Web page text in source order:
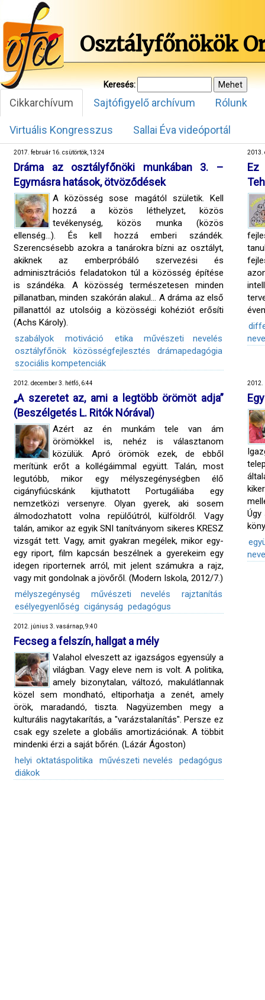
Osztályfőnökök
Keresés:
Cikkarchívum Sajtófigyelő archívum Rólunk
Virtuális Kongresszus Sallai Éva videóportál
2017. február 16. csütörtök, 13:24
Dráma az osztályfőnöki munkában 3. –
Egymásra hatások, ötvöződések
A közösség sose magától születik. Kell
hozzá a közös léthelyzet, közös
tevékenység, közös munka (közös
ellenség…). És kell hozzá emberi szándék.
Szerencsésebb azokra a tanárokra bízni az osztályt,
akiknek az emberpróbáló szervezési és
adminisztrációs feladatokon túl a közösség építése
is szándéka. A közösség természetesen minden
pillanatban, minden szakórán alakul… A dráma az első
pillanattól az utolsóig a közösségi kohéziót erősíti
(Achs Károly).
szabályok
motiváció etika
művészeti nevelés
osztályfőnök
közösségfejlesztés
drámapedagógia
szociális kompetenciák
2013.
Ez
2012. december 3. hétfő, 6:44
„A szeretet az, ami a legtöbb örömöt adja”
(Beszélgetés L. Ritók Nórával)
Azért az én munkám tele van ám
örömökkel is, nehéz is választanom
közülük. Apró örömök ezek, de ebből
merítünk erőt a kollégáimmal együtt. Talán, most
legutóbb, mikor egy mélyszegénységben élő
cigányfiúcskánk kijuthatott Portugáliába egy
nemzetközi versenyre. Olyan gyerek, aki sosem
álmodozhatott volna repülőútról, külföldről. Vagy
talán, amikor az egyik SNI tanítványom sikeres KRESZ
vizsgát tett. Vagy, amit gyakran megélek, mikor egy-
egy riport, film kapcsán beszélnek a gyerekeim egy
idegen riporternek arról, mit jelent számukra a rajz,
vagy mit gondolnak a jövőről. (Modern Iskola, 2012/7.)
mélyszegénység
művészeti nevelés
rajztanítás
esélyegyenlőség cigányság pedagógus
2012.
2012. június 3. vasárnap, 9:40
Fecseg a felszín, hallgat a mély
Valahol elveszett az igazságos egyensúly a
világban. Vagy eleve nem is volt. A politika,
amely bizonytalan, változó, makulátlannak
közel sem mondható, eltiporhatja a zenét, amely
örök, maradandó, tiszta. Nagyüzemben megy a
kulturális nagytakarítás, a "varázstalanítás". Persze ez
csak egy szelete a globális amortizációnak. A többit
mindenki érzi a saját bőrén. (Lázár Ágoston)
helyi oktatáspolitika
művészeti nevelés
pedagógus
diákok